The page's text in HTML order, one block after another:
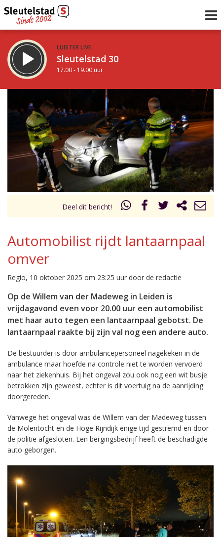
LUISTER LIVE:
Sleutelstad 30
17.00 - 19.00 uur
De avond van Sleutelstad
19.00 - 0.00 uur
Vorig uur
uur 1 van 0 Volgend uur
Inklappen
Deel dit bericht!
Automobilist rijdt lantaarnpaal
omver
Regio, 10 oktober 2025 om 23:25 uur door de redactie
Op de Willem van der Madeweg in Leiden is
vrijdagavond even voor 20.00 uur een automobilist
met haar auto tegen een lantaarnpaal gebotst. De
lantaarnpaal raakte bij zijn val nog een andere auto.
De bestuurder is door ambulancepersoneel nagekeken in de
ambulance maar hoefde na controle niet te worden vervoerd
naar het ziekenhuis. Bij het ongeval zou ook nog een wit busje
betrokken zijn geweest, echter is dit voertuig na de aanrijding
doorgereden.
Vanwege het ongeval was de Willem van der Madeweg tussen
de Molentocht en de Hoge Rijndijk enige tijd gestremd en door
de politie afgesloten. Een bergingsbedrijf heeft de beschadigde
auto geborgen.